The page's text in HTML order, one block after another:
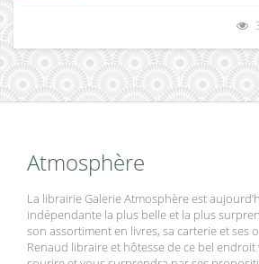
Atmosphère
La librairie Galerie Atmosphère est
indépendante la plus belle et la plus
son assortiment en livres, sa carterie et ses
Renaud libraire et hôtesse de ce bel endroit